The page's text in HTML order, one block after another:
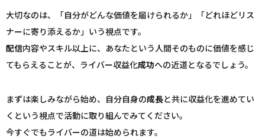
大切なのは、「自分がどんな価値を届けられるか」「どれほどリス
ナーに寄り添えるか」いう視点です。
配信内容やスキル以上に、あなたという人間そのものに価値を感じ
てもらえることが、ライバー収益化成功への近道となるでしょう。
まずは楽しみながら始め、自分自身の成長と共に収益化を進めてい
くという視点で活動に取り組んでみてください。
今すぐでもライバーの道は始められます。